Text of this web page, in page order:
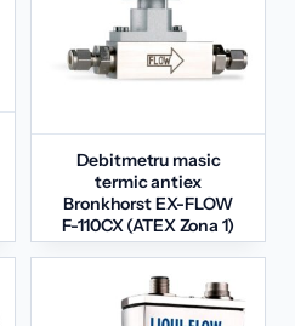
Debitmetru masic
termic antiex
Bronkhorst EX-FLOW
F-110CX (ATEX Zona 1)